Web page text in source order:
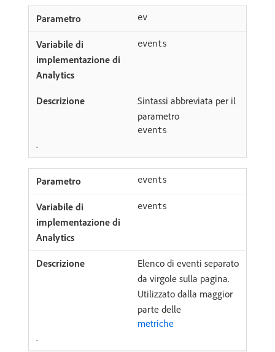
ev
events
Sintassi abbreviata per il
parametro
events
.
events
events
Elenco di eventi separato
da virgole sulla pagina.
Utilizzato dalla maggior
parte delle
metriche
.